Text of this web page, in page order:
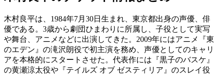
木村良平は、1984年7月30日生まれ、東京都出身の声優、俳
優である。3歳から劇団ひまわりに所属し、子役として実写
や舞台、アニメなどに出演してきた。2009年にはアニメ『東
のエデン』の滝沢朗役で初主演を務め、声優としてのキャリ
アを本格的にスタートさせた。代表作には『黒子のバスケ』
の黄瀬涼太役や『テイルズ オブ ゼスティリア』のスレイ役